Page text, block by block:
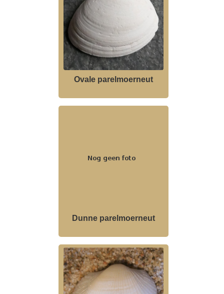
Ovale parelmoerneut
Dunne parelmoerneut